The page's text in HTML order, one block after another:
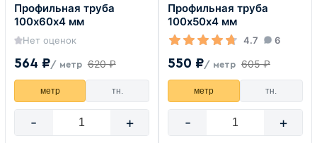
Профильная труба
100х60х4 мм
Нет оценок
564 ₽/ метр 620 ₽
метр тн.
- +
Профильная труба
100х50х4 мм
4.7 6
550 ₽/ метр 605 ₽
метр тн.
- +